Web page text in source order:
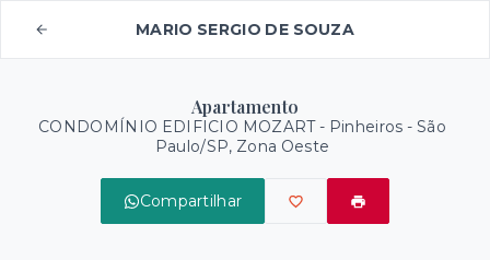
MARIO SERGIO DE SOUZA
Apartamento
CONDOMÍNIO EDIFICIO MOZART - Pinheiros - São
Paulo/SP, Zona Oeste
Compartilhar